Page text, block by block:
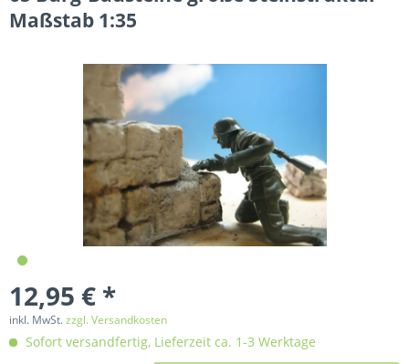
Maßstab 1:35
12,95 € *
inkl. MwSt.zzgl. Versandkosten
Sofort versandfertig, Lieferzeit ca. 1-3 Werktage